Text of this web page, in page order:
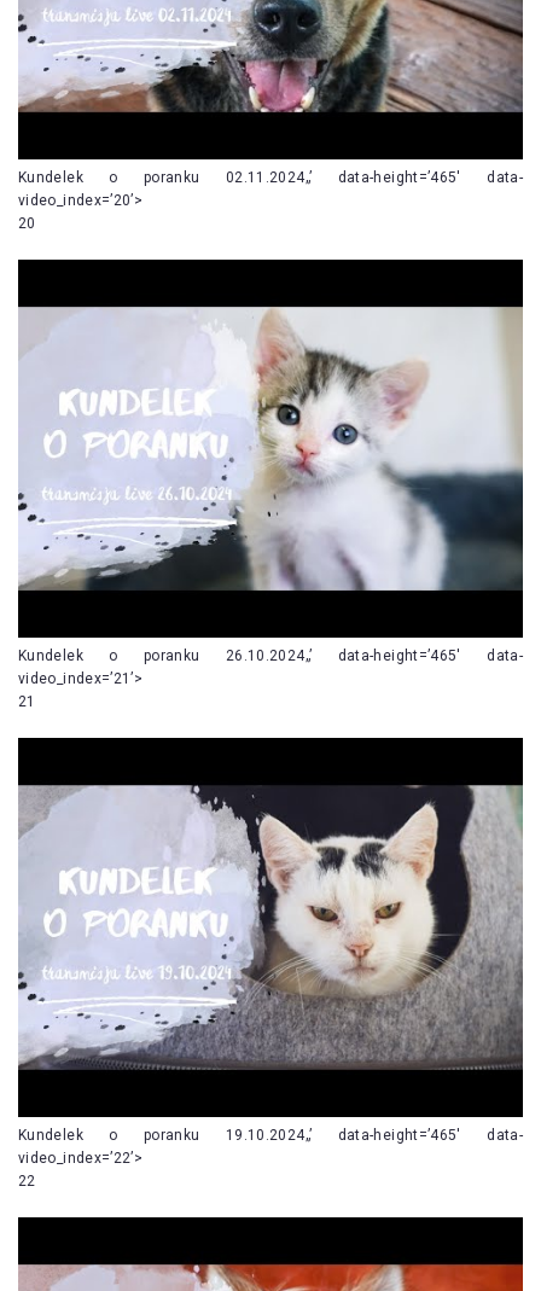
Kundelek o poranku 02.11.2024„’ data-height=’465′ data-
video_index=’20’>
20
Kundelek o poranku 26.10.2024„’ data-height=’465′ data-
video_index=’21’>
21
Kundelek o poranku 19.10.2024„’ data-height=’465′ data-
video_index=’22’>
22